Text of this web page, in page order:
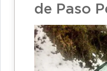
de Paso